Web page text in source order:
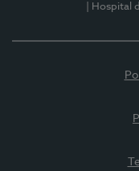
| Hospital